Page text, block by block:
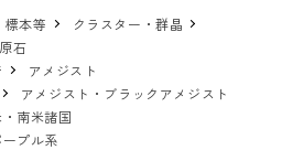
標本等
クラスター・群晶
石
アメジスト
アメジスト・ブラックアメジスト
南米諸国
ープル系